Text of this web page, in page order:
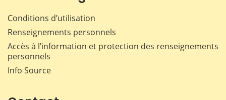
Conditions d’utilisation
Renseignements personnels
Accès à l’information et protection des renseignements
personnels
Info Source